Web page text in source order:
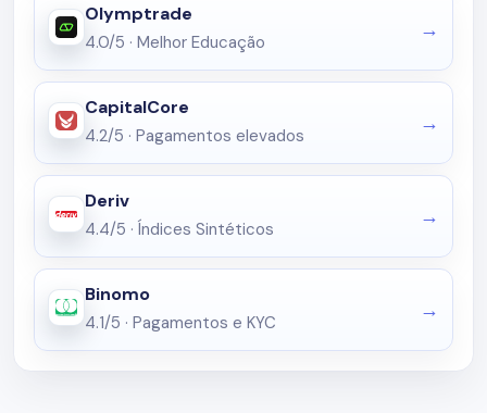
Olymptrade
4.0/5 · Melhor Educação
CapitalCore
4.2/5 · Pagamentos elevados
Deriv
4.4/5 · Índices Sintéticos
Binomo
4.1/5 · Pagamentos e KYC